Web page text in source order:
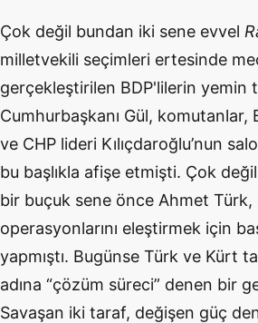
Çok değil bundan iki sene evvel
milletvekili seçimleri ertesinde
gerçekleştirilen BDP'lilerin yemin
Cumhurbaşkanı Gül, komutanlar,
ve CHP lideri Kılıçdaroğlu’nun
bu başlıkla afişe etmişti. Çok
bir buçuk sene önce Ahmet Türk,
operasyonlarını eleştirmek için
yapmıştı. Bugünse Türk ve Kürt
adına “çözüm süreci” denen bir
Savaşan iki taraf, değişen güç